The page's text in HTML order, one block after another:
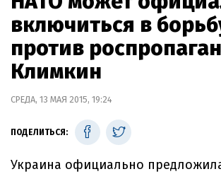
включиться в
против
Климкин
СРЕДА, 13 МАЯ 2015, 19:24
ПОДЕЛИТЬСЯ:
Украина официально